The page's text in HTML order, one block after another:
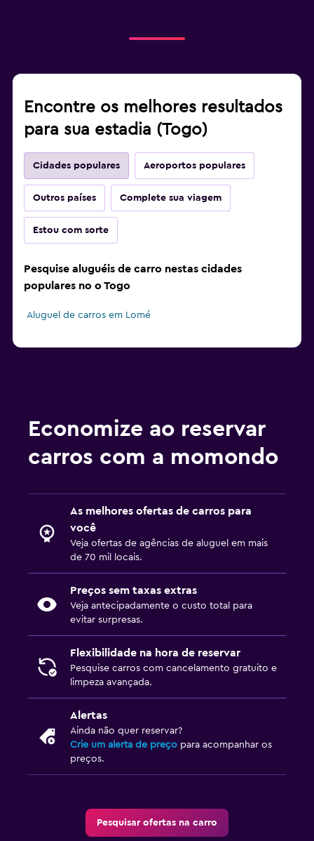
Encontre os melhores resultados
para sua estadia (Togo)
Cidades populares Aeroportos populares
Outros países Complete sua viagem
Estou com sorte
Pesquise aluguéis de carro nestas cidades
populares no o Togo
Aluguel de carros em Lomé
Economize ao reservar
carros com a momondo
As melhores ofertas de carros para
você
Veja ofertas de agências de aluguel em mais
de 70 mil locais.
Preços sem taxas extras
Veja antecipadamente o custo total para
evitar surpresas.
Flexibilidade na hora de reservar
Pesquise carros com cancelamento gratuito e
limpeza avançada.
Alertas
Ainda não quer reservar?
Crie um alerta de preço para acompanhar os
preços.
Pesquisar ofertas na carro